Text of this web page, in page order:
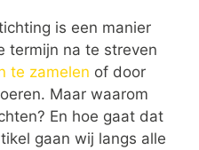
is een manier
termijn na te streven
te zamelen of door
Maar waarom
En hoe gaat dat
gaan wij langs alle